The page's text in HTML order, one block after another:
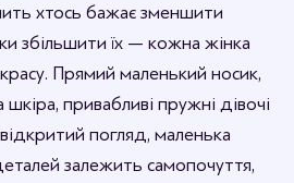
хтось бажає зменшити
збільшити їх — кожна жінка
Прямий маленький носик,
шкіра, привабливі пружні дівочі
погляд, маленька
залежить самопочуття,